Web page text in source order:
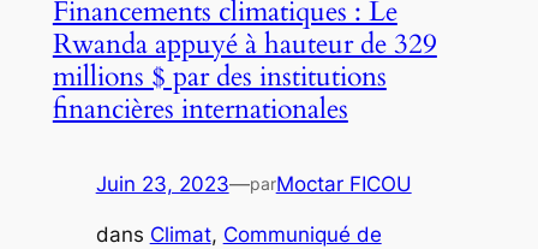
Financements climatiques : Le
Rwanda appuyé à hauteur de 329
millions $ par des institutions
financières internationales
Juin 23, 2023—parMoctar FICOU
dans Climat, Communiqué de